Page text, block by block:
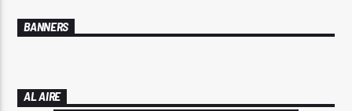
BANNERS
AL AIRE